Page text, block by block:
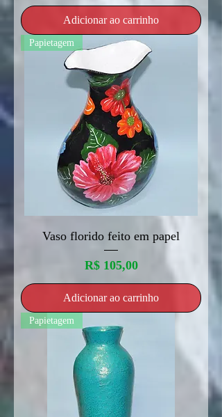
Adicionar ao carrinho
Papietagem
Vaso florido feito em papel
Preço
R$ 105,00
Adicionar ao carrinho
Papietagem